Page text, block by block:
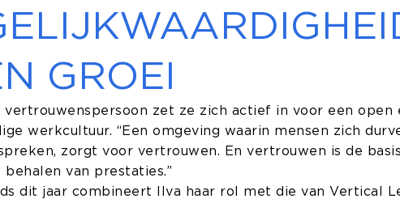
GROEI
vertrouwenspersoon zet ze zich actief in voor een open
werkcultuur. “Een omgeving waarin mensen zich
zorgt voor vertrouwen. En vertrouwen is de
behalen van prestaties.”
dit jaar combineert Ilva haar rol met die van Vertical